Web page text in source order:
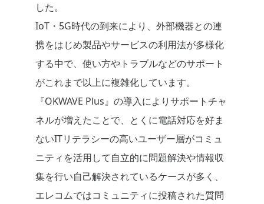
した。
IoT・5G時代の到来により、外部機器との連
携をはじめ製品やサービスの利用法が多様化
する中で、使い方やトラブルなどのサポート
がこれまで以上に複雑化しています。
『OKWAVE Plus』の導入によりサポートチャ
ネルが増えたことで、とくに電話対応を好ま
ないITリテラシーの高いユーザー層がコミュ
ニティを活用して自立的に問題解決や情報収
集を行い自己解決されているケースが多く、
エレコムではコミュニティに投稿された質問